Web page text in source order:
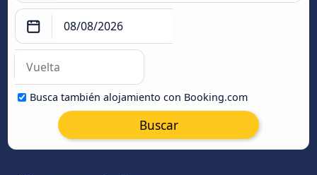
Busca también alojamiento con Booking.com
Buscar